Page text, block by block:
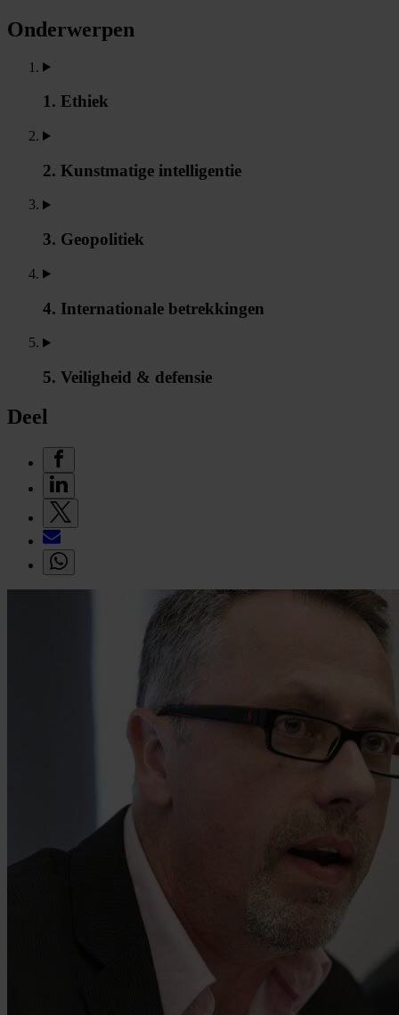
Onderwerpen
1. Ethiek
2. Kunstmatige intelligentie
3. Geopolitiek
4. Internationale betrekkingen
5. Veiligheid & defensie
Deel